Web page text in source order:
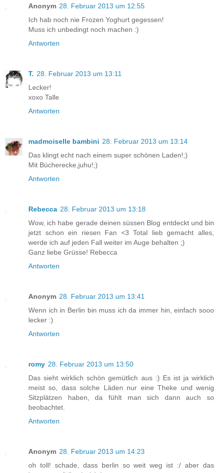
Anonym 28. Februar 2013 um 12:55
Ich hab noch nie Frozen Yoghurt gegessen!
Muss ich unbedingt noch machen :)
Antworten
T. 28. Februar 2013 um 13:11
Lecker!
xoxo Talle
Antworten
madmoiselle bambini 28. Februar 2013 um 13:14
Das klingt echt nach einem super schönen Laden!;)
Mit Bücherecke,juhu!;)
Antworten
Rebecca 28. Februar 2013 um 13:18
Wow, ich habe gerade deinen süssen Blog entdeckt und bin
jetzt schon ein riesen Fan <3 Total lieb gemacht alles,
werde ich auf jeden Fall weiter im Auge behalten ;)
Ganz liebe Grüsse! Rebecca
Antworten
Anonym 28. Februar 2013 um 13:41
Wenn ich in Berlin bin muss ich da immer hin, einfach sooo
lecker :)
Antworten
romy 28. Februar 2013 um 13:50
Das sieht wirklich schön gemütlich aus :) Es ist ja wirklich
meist so, dass solche Läden nur eine Theke und wenig
Sitzplätzen haben, da fühlt man sich dann auch so
beobachtet.
Antworten
Anonym 28. Februar 2013 um 14:23
oh toll! schade, dass berlin so weit weg ist :/ aber das